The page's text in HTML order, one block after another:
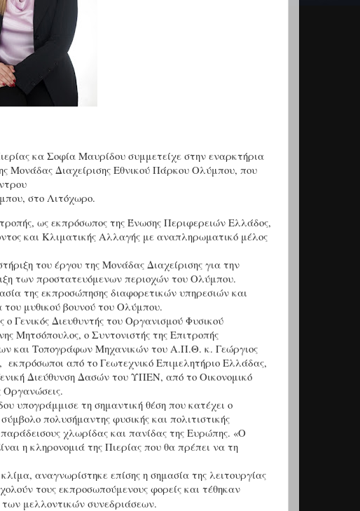
κα Σοφία Μαυρίδου συμμετείχε στην εναρκτήρια
Μονάδας Διαχείρισης Εθνικού Πάρκου Ολύμπου, που
στο Λιτόχωρο.
ως εκπρόσωπος της Ένωσης Περιφερειών Ελλάδος,
και Κλιματικής Αλλαγής με αναπληρωματικό μέλος
του έργου της Μονάδας Διαχείρισης για την
των προστατευόμενων περιοχών του Ολύμπου.
της εκπροσώπησης διαφορετικών υπηρεσιών και
μυθικού βουνού του Ολύμπου.
Γενικός Διευθυντής του Οργανισμού Φυσικού
Μητσόπουλος, ο Συντονιστής της Επιτροπής
και Τοπογράφων Μηχανικών του Α.Π.Θ. κ. Γεώργιος
εκπρόσωποι από το Γεωτεχνικό Επιμελητήριο Ελλάδας,
Διεύθυνση Δασών του ΥΠΕΝ, από το Οικονομικό
Οργανώσεις.
υπογράμμισε τη σημαντική θέση που κατέχει ο
πολυσήμαντης φυσικής και πολιτιστικής
χλωρίδας και πανίδας της Ευρώπης. «Ο
η κληρονομιά της Πιερίας που θα πρέπει να τη
αναγνωρίστηκε επίσης η σημασία της λειτουργίας
τους εκπροσωπούμενους φορείς και τέθηκαν
μελλοντικών συνεδριάσεων.